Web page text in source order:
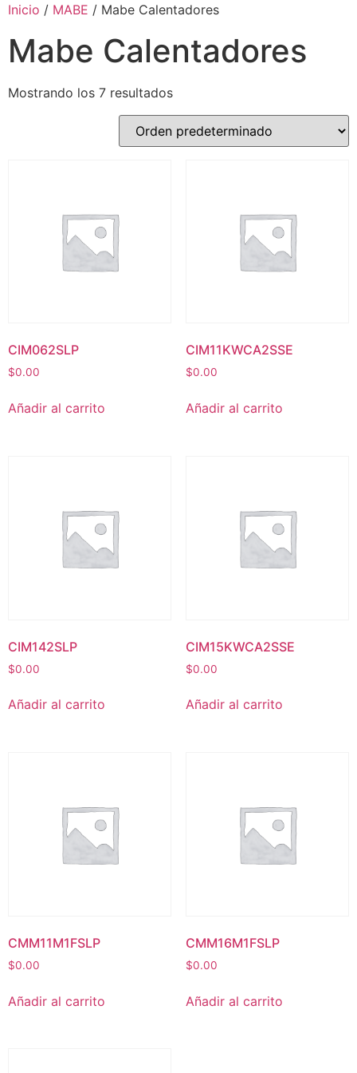
Inicio / MABE / Mabe Calentadores
Mabe Calentadores
Mostrando los 7 resultados
CIM062SLP
$0.00
Añadir al carrito
CIM11KWCA2SSE
$0.00
Añadir al carrito
CIM142SLP
$0.00
Añadir al carrito
CIM15KWCA2SSE
$0.00
Añadir al carrito
CMM11M1FSLP
$0.00
Añadir al carrito
CMM16M1FSLP
$0.00
Añadir al carrito